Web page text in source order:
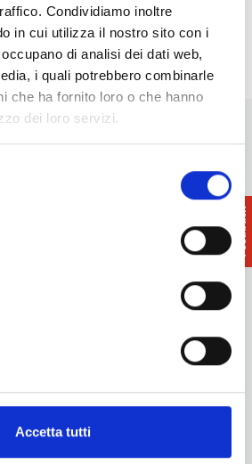
Condividiamo inoltre
in cui utilizza il nostro sito con i
di analisi dei dati web,
i quali potrebbero combinarle
che ha fornito loro o che hanno
dei loro servizi.
Accetta tutti
Terre di Pisa- 03/10/2026 -
il giorno
to do and see in the Terre di Pisa?
An immediate surprise for you!
and Cultural Heritage